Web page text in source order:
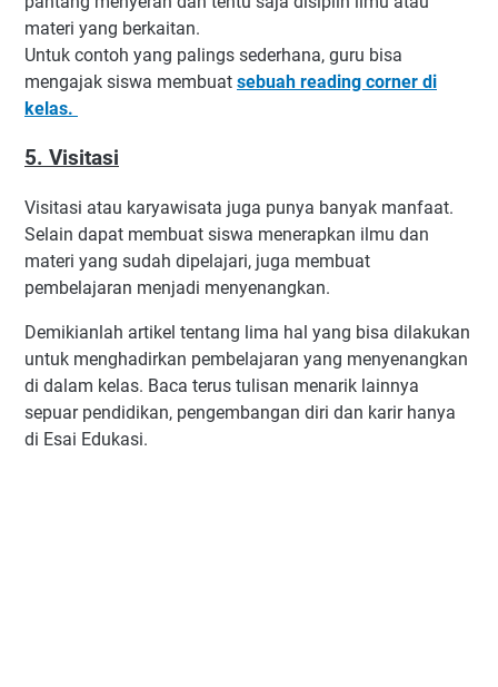
materi yang berkaitan.
Untuk contoh yang palings sederhana, guru bisa
mengajak siswa membuat sebuah reading corner di
kelas.
5. Visitasi
Visitasi atau karyawisata juga punya banyak manfaat.
Selain dapat membuat siswa menerapkan ilmu dan
materi yang sudah dipelajari, juga membuat
pembelajaran menjadi menyenangkan.
Demikianlah artikel tentang lima hal yang bisa dilakukan
untuk menghadirkan pembelajaran yang menyenangkan
di dalam kelas. Baca terus tulisan menarik lainnya
sepuar pendidikan, pengembangan diri dan karir hanya
di Esai Edukasi.